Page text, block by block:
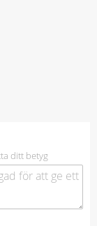
ditt betyg